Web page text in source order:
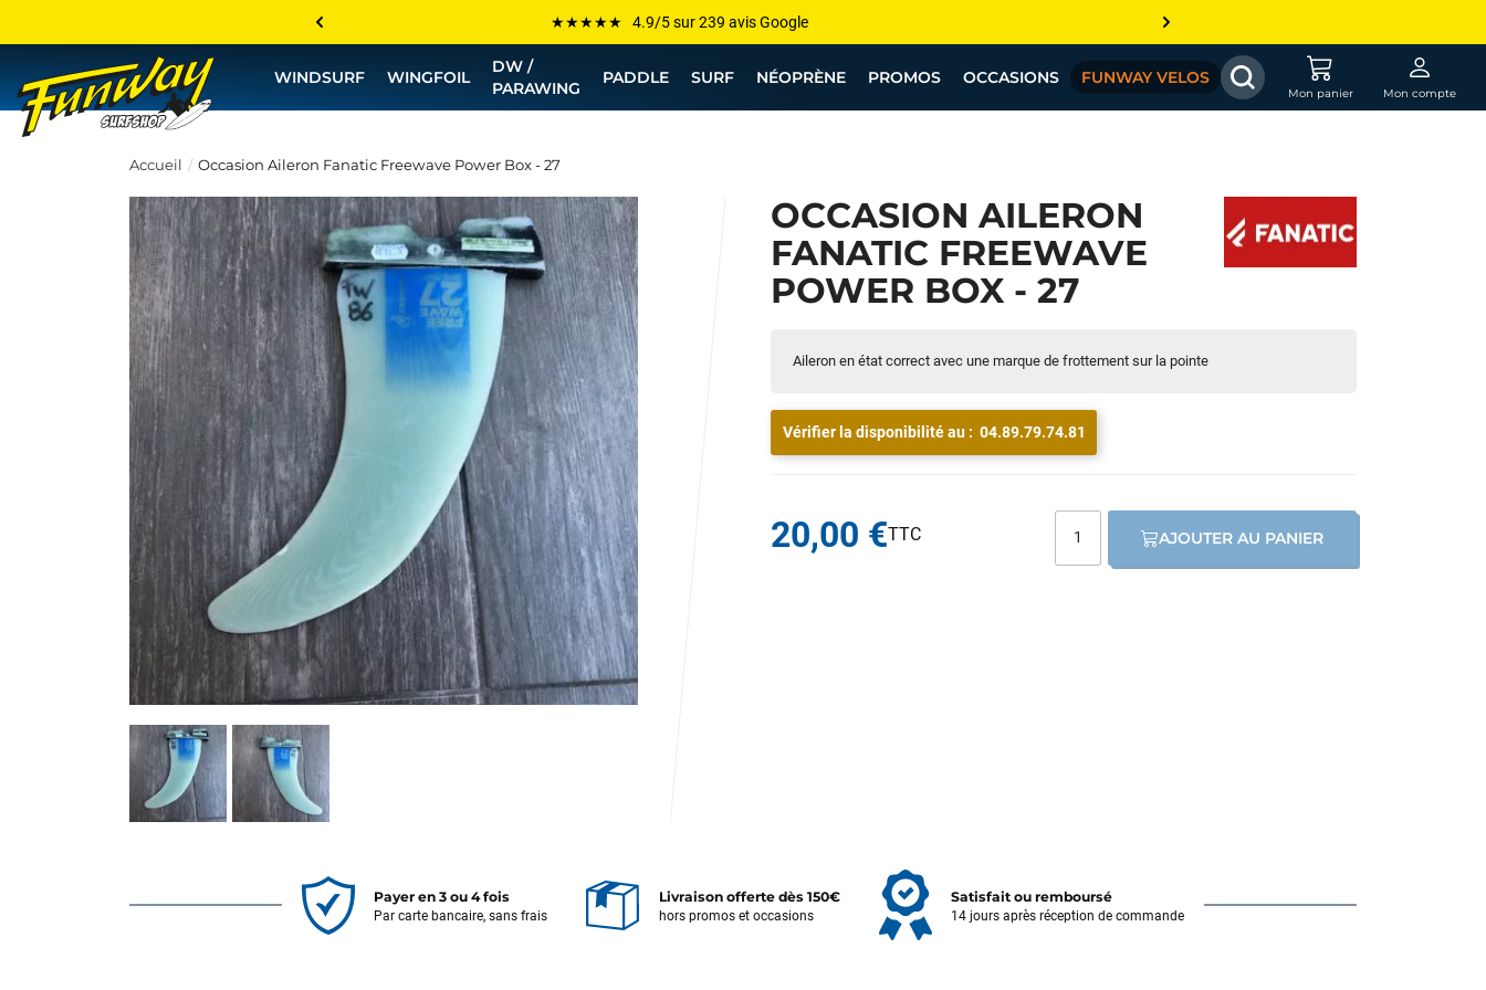
Les plus grandes marques sont chez Funway
💰 Meilleur prix garanti — Moins cher ailleurs ? On s’aligne !
WINDSURF WINGFOIL
DW /
PARAWING
PADDLE SURF NÉOPRÈNE PROMOS OCCASIONS FUNWAY VELOS
Mon panier Mon compte
Accueil Occasion Aileron Fanatic Freewave Power Box - 27
OCCASION AILERON
FANATIC FREEWAVE
POWER BOX - 27
Aileron en état correct avec une marque de frottement sur la pointe
Vérifier la disponibilité au : 04.89.79.74.81
20,00 € AJOUTER AU PANIER
Payer en 3 ou 4 fois
Par carte bancaire, sans frais
Livraison offerte dès 150€
hors promos et occasions
Satisfait ou remboursé
14 jours après réception de commande